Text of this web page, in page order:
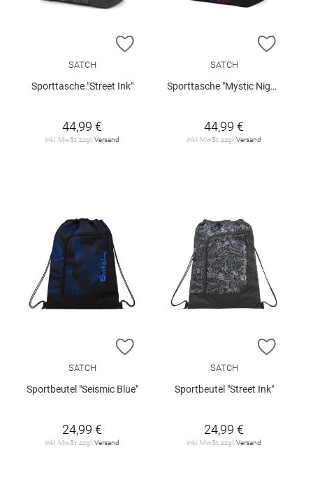
ZUR WUNSCHLISTE HINZUFÜGEN
SATCH
Sporttasche "Street Ink"
44,99 €
inkl. MwSt. zzgl.Versand
ZUR
SATCH
Sporttasche "Mystic Nights"
44,99 €
inkl. MwSt. zzgl.Versand
ZUR WUNSCHLISTE HINZUFÜGEN
SATCH
Sportbeutel "Seismic Blue"
24,99 €
inkl. MwSt. zzgl. Versand
ZUR
SATCH
Sportbeutel "Street Ink"
24,99 €
inkl. MwSt. zzgl. Versand